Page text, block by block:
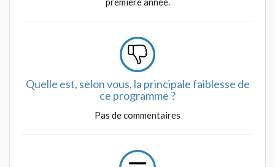
Quelle est, selon vous, la principale faiblesse de
ce programme ?
Pas de commentaires